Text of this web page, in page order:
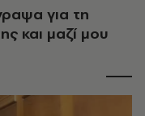
για τη
και μαζί μου